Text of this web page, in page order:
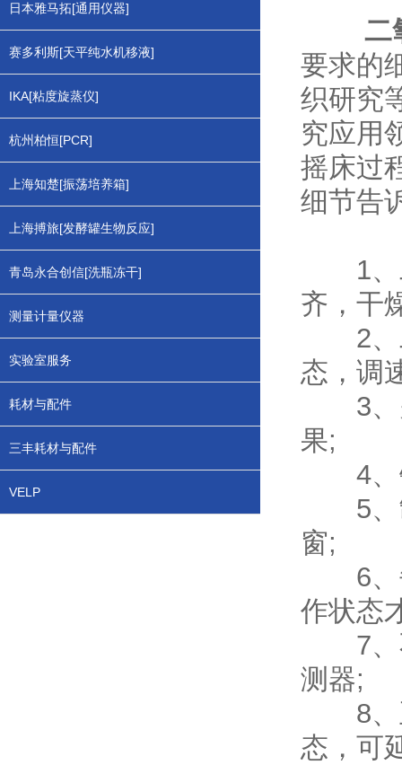
日本雅马拓[通用仪器]
赛多利斯[天平纯水机移液]
IKA[粘度旋蒸仪]
杭州柏恒[PCR]
上海知楚[振荡培养箱]
上海搏旅[发酵罐生物反应]
青岛永合创信[洗瓶冻干]
测量计量仪器
实验室服务
耗材与配件
三丰耗材与配件
VELP
二
要求的
织研究
究应用
摇床过
细节告
1、二
齐，干
2、二
态，调
3、关
果;
4、钢
5、制
窗;
6、每
作状态
7、不
测器;
8、正
态，可